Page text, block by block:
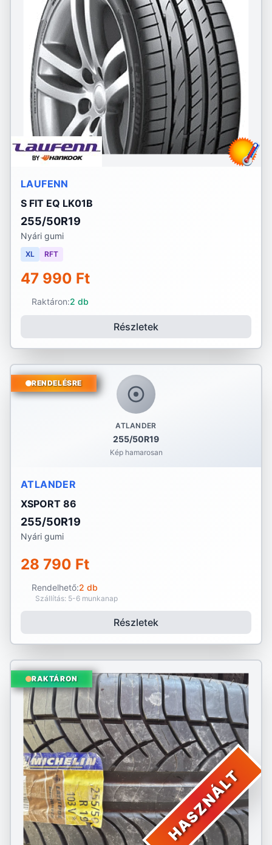
LAUFENN
S FIT EQ LK01B
255/50R19
Nyári gumi
XL RFT
47 990 Ft
Raktáron:2 db
Részletek
ATLANDER
255/50R19
Kép hamarosan
RENDELÉSRE
ATLANDER
XSPORT 86
255/50R19
Nyári gumi
28 790 Ft
Rendelhető:2 db
Szállítás: 5-6 munkanap
Részletek
HASZNÁLT
RAKTÁRON